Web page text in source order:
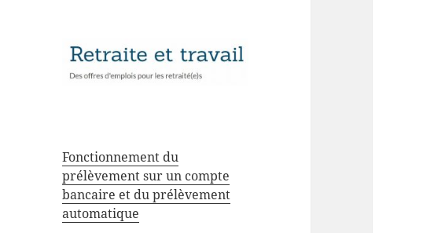
Fonctionnement du
prélèvement sur un compte
bancaire et du prélèvement
automatique